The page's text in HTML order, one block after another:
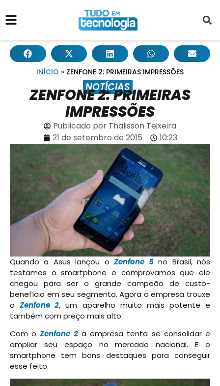
INÍCIO » ZENFONE 2: PRIMEIRAS IMPRESSÕES
NOTÍCIAS
ZENFONE 2: PRIMEIRAS
IMPRESSÕES
Publicado por Thalisson Teixeira
21 de setembro de 2015
10:23
Quando a Asus lançou oZenfone 5no Brasil, nós
testamos o smartphone e comprovamos que ele
chegou para ser o grande campeão de custo-
benefício em seu segmento. Agora a empresa trouxe
oZenfone 2, um aparelho muito mais potente e
também com preço mais alto.
Com oZenfone 2a empresa tenta se consolidar e
ampliar seu espaço no mercado nacional. E o
smartphone tem bons destaques para conseguir
esse feito.